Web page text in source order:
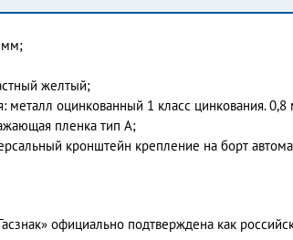
мм;
желтый;
металл оцинкованный 1 класс цинкования.
пленка тип А;
кронштейн крепление на борт
официально подтверждена как